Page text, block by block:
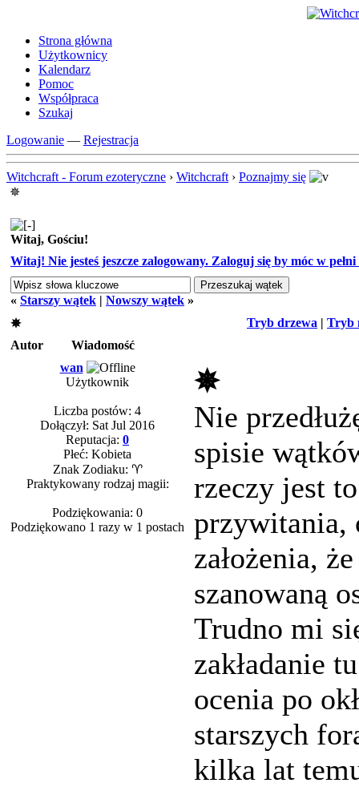
Strona główna
Użytkownicy
Kalendarz
Pomoc
Współpraca
Szukaj
Logowanie — Rejestracja
Witchcraft - Forum ezoteryczne › Witchcraft › Poznajmy się
✵
Witaj, Gościu!
Witaj! Nie jesteś jeszcze zalogowany. Zaloguj się by móc w
« Starszy wątek | Nowszy wątek »
Tryb drzewa | Tryb
✵
Autor
Wiadomość
wan
Użytkownik
Liczba postów: 4
Dołączył: Sat Jul 2016
Reputacja: 0
Płeć: Kobieta
Znak Zodiaku: ♈
Praktykowany rodzaj magii:
Podziękowania: 0
Podziękowano 1 razy w 1 postach
✵
Nie
spisie
rzeczy jest
przywitania,
założenia,
szanowaną
Trudno mi
zakładanie
ocenia po
starszych
kilka lat